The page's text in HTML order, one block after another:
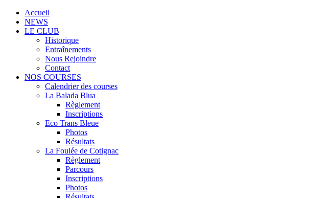
Accueil
NEWS
LE CLUB
Historique
Entraînements
Nous Rejoindre
Contact
NOS COURSES
Calendrier des courses
La Balada Blua
Règlement
Inscriptions
Eco Trans Bleue
Photos
Résultats
La Foulée de Cotignac
Règlement
Parcours
Inscriptions
Photos